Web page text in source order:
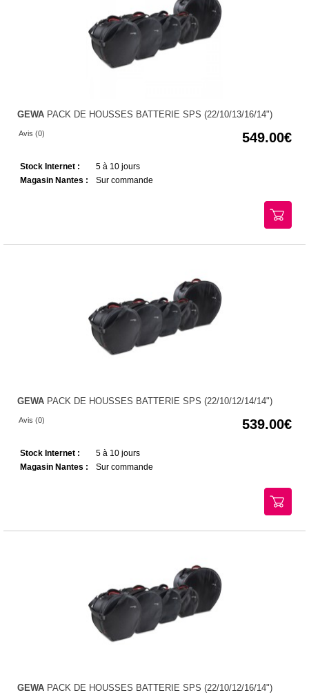
GEWA PACK DE HOUSSES BATTERIE SPS (22/10/13/16/14")
Avis (0) 549.00
Stock Internet :
5 à 10 jours
Magasin Nantes :
Sur commande
GEWA PACK DE HOUSSES BATTERIE SPS (22/10/12/14/14")
Avis (0) 539.00
Stock Internet :
5 à 10 jours
Magasin Nantes :
Sur commande
GEWA PACK DE HOUSSES BATTERIE SPS (22/10/12/16/14")